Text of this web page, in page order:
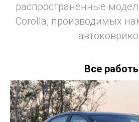
распространенные
Corolla, производимых
Все